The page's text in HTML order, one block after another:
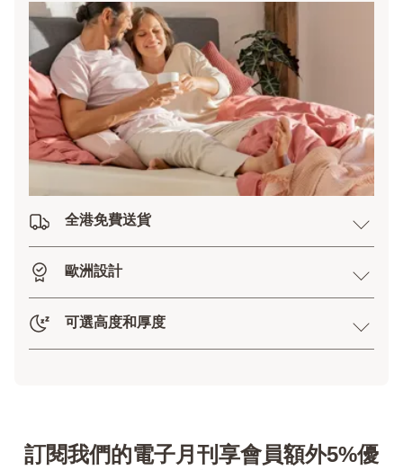
全港免費送貨
歐洲設計
可選高度和厚度
訂閱我們的電子月刊享會員額外5%優